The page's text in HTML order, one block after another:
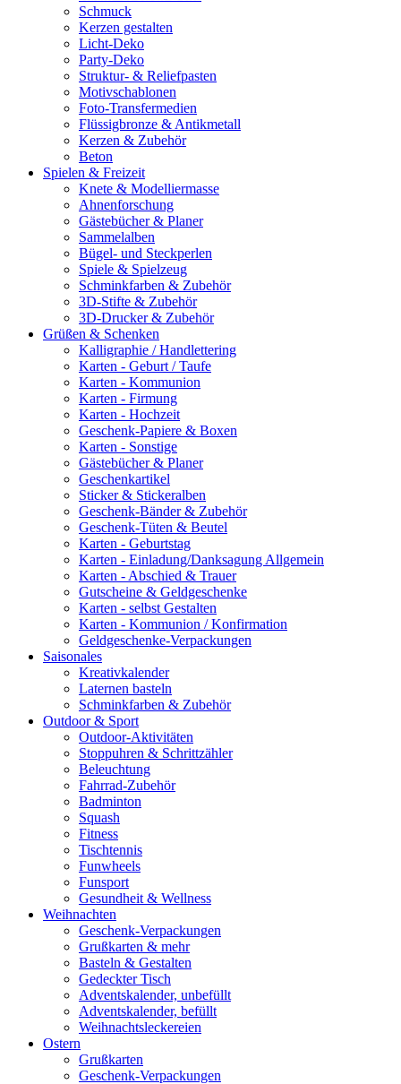
Schmuck
Kerzen gestalten
Licht-Deko
Party-Deko
Struktur- & Reliefpasten
Motivschablonen
Foto-Transfermedien
Flüssigbronze & Antikmetall
Kerzen & Zubehör
Beton
Spielen & Freizeit
Knete & Modelliermasse
Ahnenforschung
Gästebücher & Planer
Sammelalben
Bügel- und Steckperlen
Spiele & Spielzeug
Schminkfarben & Zubehör
3D-Stifte & Zubehör
3D-Drucker & Zubehör
Grüßen & Schenken
Kalligraphie / Handlettering
Karten - Geburt / Taufe
Karten - Kommunion
Karten - Firmung
Karten - Hochzeit
Geschenk-Papiere & Boxen
Karten - Sonstige
Gästebücher & Planer
Geschenkartikel
Sticker & Stickeralben
Geschenk-Bänder & Zubehör
Geschenk-Tüten & Beutel
Karten - Geburtstag
Karten - Einladung/Danksagung Allgemein
Karten - Abschied & Trauer
Gutscheine & Geldgeschenke
Karten - selbst Gestalten
Karten - Kommunion / Konfirmation
Geldgeschenke-Verpackungen
Saisonales
Kreativkalender
Laternen basteln
Schminkfarben & Zubehör
Outdoor & Sport
Outdoor-Aktivitäten
Stoppuhren & Schrittzähler
Beleuchtung
Fahrrad-Zubehör
Badminton
Squash
Fitness
Tischtennis
Funwheels
Funsport
Gesundheit & Wellness
Weihnachten
Geschenk-Verpackungen
Grußkarten & mehr
Basteln & Gestalten
Gedeckter Tisch
Adventskalender, unbefüllt
Adventskalender, befüllt
Weihnachtsleckereien
Ostern
Grußkarten
Geschenk-Verpackungen